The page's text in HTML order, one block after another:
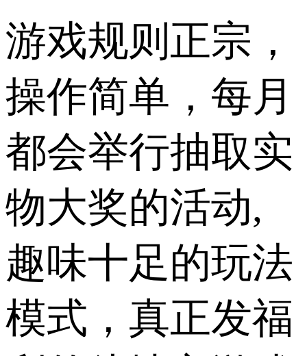
游戏规则正宗，
操作简单，每月
都会举行抽取实
物大奖的活动,
趣味十足的玩法
模式，真正发福